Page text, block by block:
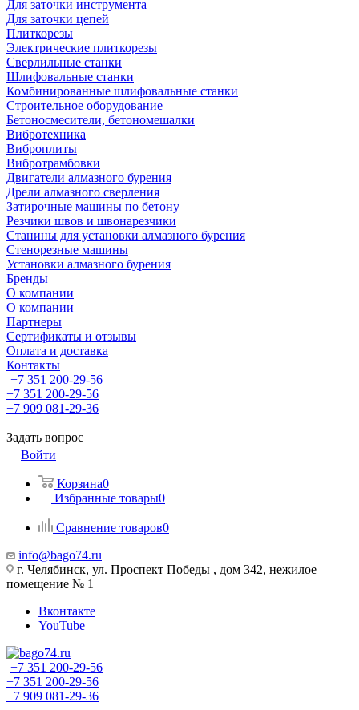
Для заточки инструмента
Для заточки цепей
Плиткорезы
Электрические плиткорезы
Сверлильные станки
Шлифовальные станки
Комбинированные шлифовальные станки
Строительное оборудование
Бетоносмесители, бетономешалки
Вибротехника
Виброплиты
Вибротрамбовки
Двигатели алмазного бурения
Дрели алмазного сверления
Затирочные машины по бетону
Резчики швов и швонарезчики
Станины для установки алмазного бурения
Стенорезные машины
Установки алмазного бурения
Бренды
О компании
О компании
Партнеры
Cертификаты и отзывы
Оплата и доставка
Контакты
+7 351 200-29-56
+7 351 200-29-56
+7 909 081-29-36
Задать вопрос
Войти
Корзина0
Избранные товары0
Сравнение товаров0
info@bago74.ru
г. Челябинск, ул. Проспект Победы , дом 342, нежилое
помещение № 1
Вконтакте
YouTube
+7 351 200-29-56
+7 351 200-29-56
+7 909 081-29-36